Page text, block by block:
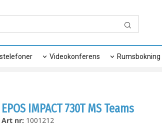
Videokonferens Rumsbokning
EPOS IMPACT 730T MS Teams
Art nr:1001212